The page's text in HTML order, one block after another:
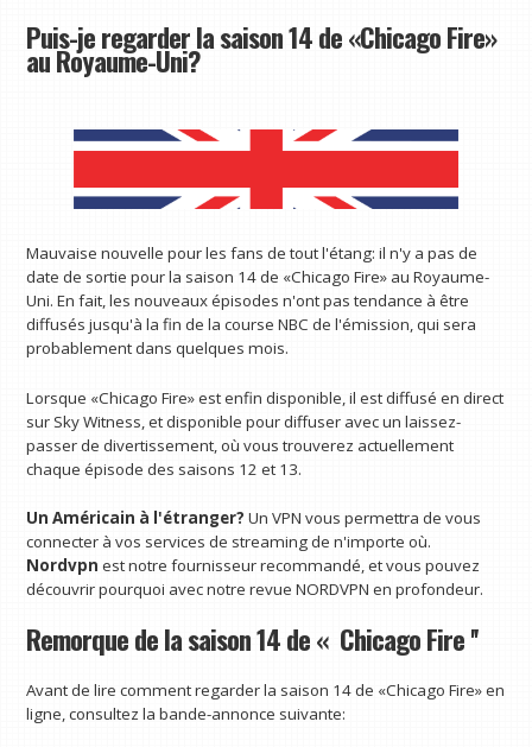
Puis-je regarder la saison 14 de «Chicago Fire»
au Royaume-Uni?
Mauvaise nouvelle pour les fans de tout l'étang: il n'y a pas de
date de sortie pour la saison 14 de «Chicago Fire» au Royaume-
Uni. En fait, les nouveaux épisodes n'ont pas tendance à être
diffusés jusqu'à la fin de la course NBC de l'émission, qui sera
probablement dans quelques mois.
Lorsque «Chicago Fire» est enfin disponible, il est diffusé en direct
sur Sky Witness, et disponible pour diffuser avec un laissez-
passer de divertissement, où vous trouverez actuellement
chaque épisode des saisons 12 et 13.
Un Américain à l'étranger? Un VPN vous permettra de vous
connecter à vos services de streaming de n'importe où.
Nordvpn est notre fournisseur recommandé, et vous pouvez
découvrir pourquoi avec notre revue NORDVPN en profondeur.
Remorque de la saison 14 de « Chicago Fire ''
Avant de lire comment regarder la saison 14 de «Chicago Fire» en
ligne, consultez la bande-annonce suivante: